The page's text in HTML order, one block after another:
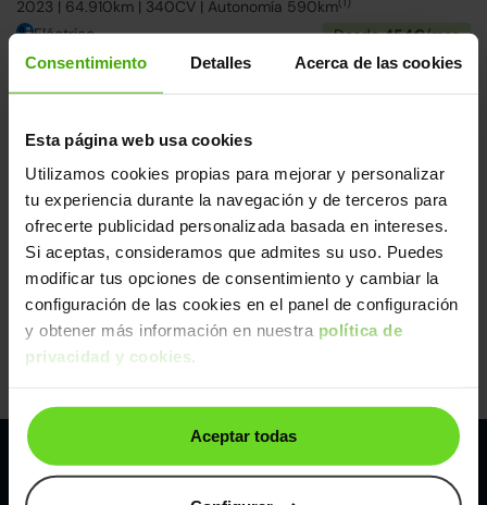
Consentimiento Detalles Acerca de las cookies
Esta página web usa cookies
Utilizamos cookies propias para mejorar y personalizar
tu experiencia durante la navegación y de terceros para
ofrecerte publicidad personalizada basada en intereses.
Si aceptas, consideramos que admites su uso. Puedes
modificar tus opciones de consentimiento y cambiar la
configuración de las cookies en el panel de configuración
y obtener más información en nuestra política de
privacidad y cookies.
Aceptar todas
2023 | 64.910km | 340CV | Autonomía 590km
Eléctrico Desde454€/mes
15-20 días
BMW i4
eDrive35 M Sport
2024 | 16.160km | 285CV | Autonomía 479km
40.990€
36.390€
Nuestros puntos de venta Clicars: